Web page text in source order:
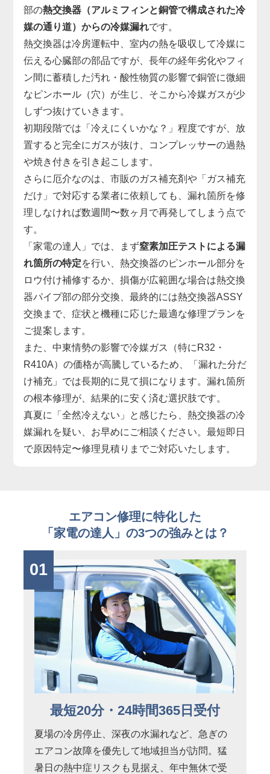
たら、まずはお早めに点検をご依頼ください。
部の熱交換器（アルミフィンと銅管で構成された冷
媒の通り道）からの冷媒漏れです。
熱交換器は冷房運転中、室内の熱を吸収して冷媒に
伝える心臓部の部品ですが、長年の経年劣化やフィ
ン間に蓄積した汚れ・酸性物質の影響で銅管に微細
なピンホール（穴）が生じ、そこから冷媒ガスが少
しずつ抜けていきます。
初期段階では「冷えにくいかな？」程度ですが、放
置すると完全にガスが抜け、コンプレッサーの過熱
や焼き付きを引き起こします。
さらに厄介なのは、市販のガス補充剤や「ガス補充
だけ」で対応する業者に依頼しても、漏れ箇所を修
理しなければ数週間〜数ヶ月で再発してしまう点で
す。
「家電の達人」では、まず窒素加圧テストによる漏
れ箇所の特定を行い、熱交換器のピンホール部分を
ロウ付け補修するか、損傷が広範囲な場合は熱交換
器パイプ部の部分交換、最終的には熱交換器ASSY
交換まで、症状と機種に応じた最適な修理プランを
ご提案します。
また、中東情勢の影響で冷媒ガス（特にR32・
R410A）の価格が高騰しているため、「漏れた分だ
け補充」では長期的に見て損になります。漏れ箇所
の根本修理が、結果的に安く済む選択肢です。
真夏に「全然冷えない」と感じたら、熱交換器の冷
媒漏れを疑い、お早めにご相談ください。最短即日
で原因特定〜修理見積りまでご対応いたします。
エアコン修理に特化した
「家電の達人」の3つの強みとは？
01
最短20分・24時間365日受付
夏場の冷房停止、深夜の水漏れなど、急ぎの
エアコン故障を優先して地域担当が訪問。猛
暑日の熱中症リスクも見据え、年中無休で受